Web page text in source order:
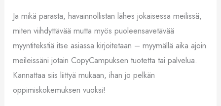
Ja mikä parasta, havainnollistan lähes jokaisessa meilissä,
miten viihdyttävää mutta myös puoleensavetävää
myyntitekstiä itse asiassa kirjoitetaan – myymällä aika ajoin
meileissäni jotain CopyCampuksen tuotetta tai palvelua.
Kannattaa siis liittyä mukaan, ihan jo pelkän
oppimiskokemuksen vuoksi!